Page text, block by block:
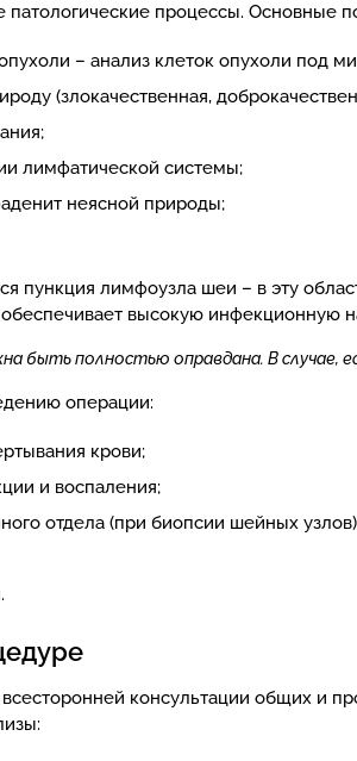
патологические процессы. Основные
– анализ клеток опухоли под
(злокачественная,
лимфатической системы;
неясной природы;
пункция лимфоузла шеи – в эту
высокую инфекционную
быть полностью оправдана. В случае,
операции:
крови;
и воспаления;
отдела (при биопсии шейных
консультации общих и